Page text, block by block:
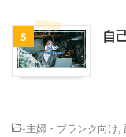
5 自
-主婦・ブランク向け,